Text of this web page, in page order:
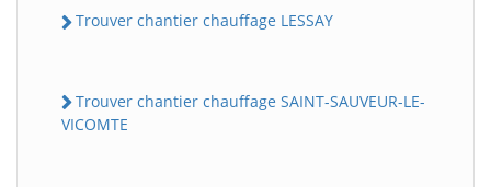
Trouver chantier chauffage LESSAY
Trouver chantier chauffage SAINT-SAUVEUR-LE-
VICOMTE